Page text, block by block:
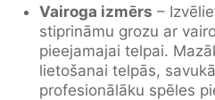
Vairoga izmērs –
stiprināmu grozu ar
pieejamajai telpai.
lietošanai telpās,
profesionālāku spēles